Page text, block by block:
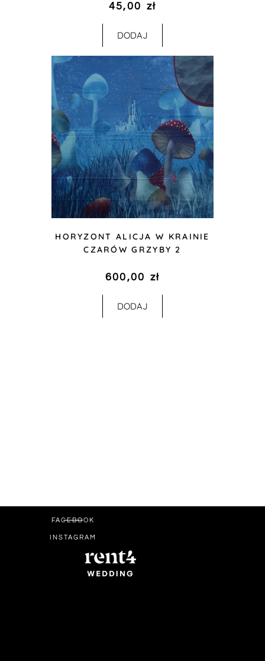
45,00 zł
DODAJ
HORYZONT ALICJA W KRAINIE
CZARÓW GRZYBY 2
600,00 zł
DODAJ
FACEBOOK
INSTAGRAM